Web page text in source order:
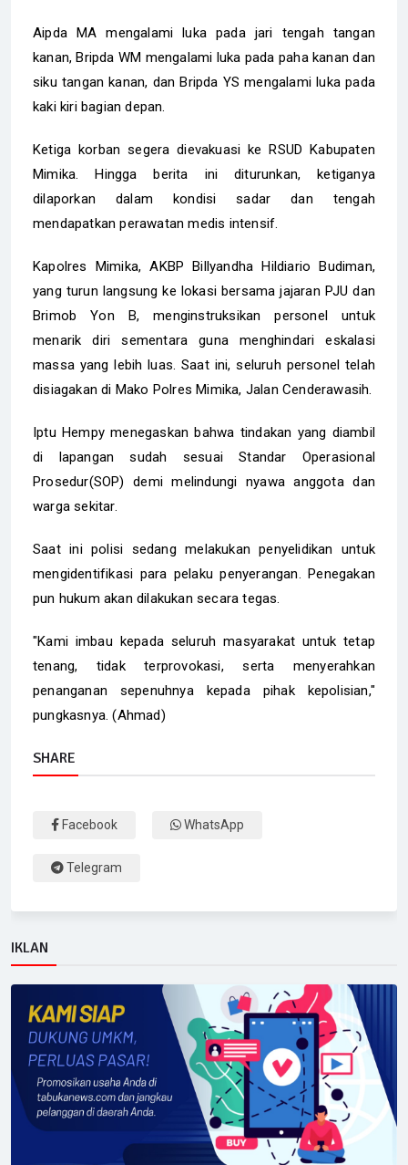
Aipda MA mengalami luka pada jari tengah tangan
kanan, Bripda WM mengalami luka pada paha kanan dan
siku tangan kanan, dan Bripda YS mengalami luka pada
kaki kiri bagian depan.
Ketiga korban segera dievakuasi ke RSUD Kabupaten
Mimika. Hingga berita ini diturunkan, ketiganya
dilaporkan dalam kondisi sadar dan tengah
mendapatkan perawatan medis intensif.
Kapolres Mimika, AKBP Billyandha Hildiario Budiman,
yang turun langsung ke lokasi bersama jajaran PJU dan
Brimob Yon B, menginstruksikan personel untuk
menarik diri sementara guna menghindari eskalasi
massa yang lebih luas. Saat ini, seluruh personel telah
disiagakan di Mako Polres Mimika, Jalan Cenderawasih.
Iptu Hempy menegaskan bahwa tindakan yang diambil
di lapangan sudah sesuai Standar Operasional
Prosedur(SOP) demi melindungi nyawa anggota dan
warga sekitar.
Saat ini polisi sedang melakukan penyelidikan untuk
mengidentifikasi para pelaku penyerangan. Penegakan
pun hukum akan dilakukan secara tegas.
"Kami imbau kepada seluruh masyarakat untuk tetap
tenang, tidak terprovokasi, serta menyerahkan
penanganan sepenuhnya kepada pihak kepolisian,"
pungkasnya. (Ahmad)
SHARE
Facebook WhatsApp
Telegram
IKLAN